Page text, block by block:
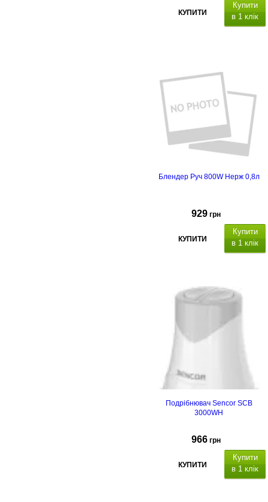
КУПИТИ
Купити
в 1 клік
Блендер Руч 800W Нерж 0,8л
929 грн
КУПИТИ
Купити
в 1 клік
Подрібнювач Sencor SCB
3000WH
966 грн
КУПИТИ
Купити
в 1 клік